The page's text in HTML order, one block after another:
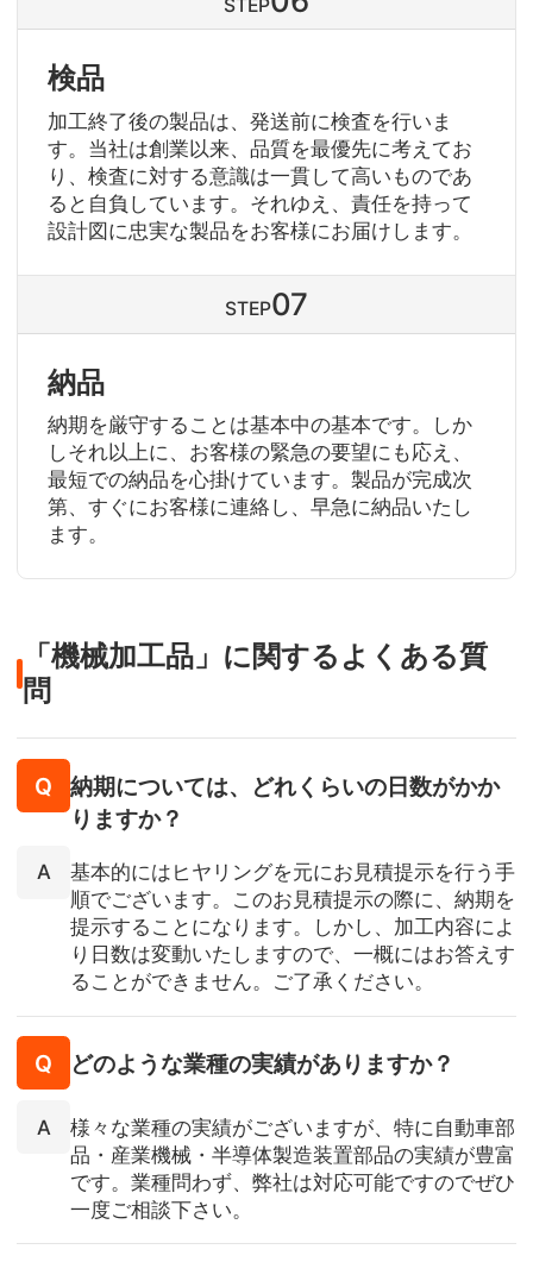
STEP
検品
加工終了後の製品は、発送前に検査を行いま
す。当社は創業以来、品質を最優先に考えてお
り、検査に対する意識は一貫して高いものであ
ると自負しています。それゆえ、責任を持って
設計図に忠実な製品をお客様にお届けします。
STEP
納品
納期を厳守することは基本中の基本です。しか
しそれ以上に、お客様の緊急の要望にも応え、
最短での納品を心掛けています。製品が完成次
第、すぐにお客様に連絡し、早急に納品いたし
ます。
「機械加工品」に関するよくある質
問
納期については、どれくらいの日数がかか
りますか？
基本的にはヒヤリングを元にお見積提示を行う手
順でございます。このお見積提示の際に、納期を
提示することになります。しかし、加工内容によ
り日数は変動いたしますので、一概にはお答えす
ることができません。ご了承ください。
どのような業種の実績がありますか？
様々な業種の実績がございますが、特に自動車部
品・産業機械・半導体製造装置部品の実績が豊富
です。業種問わず、弊社は対応可能ですのでぜひ
一度ご相談下さい。